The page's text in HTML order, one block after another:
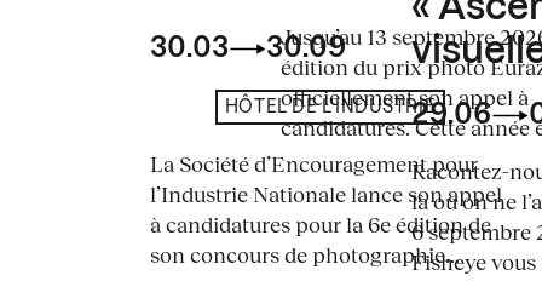
30.03 30.09
HÔTEL DE L'INDUSTRIE
La Société d’Encouragement pour
l’Industrie Nationale lance son appel
à candidatures pour la 6e édition de
son concours de photographie...
Jusqu’au 13 septembre
édition du prix photo
officiellement son appel à
candidatures. Cette année
«
29.06
Racontez-
là où on ne
6 septembre
Fisheye